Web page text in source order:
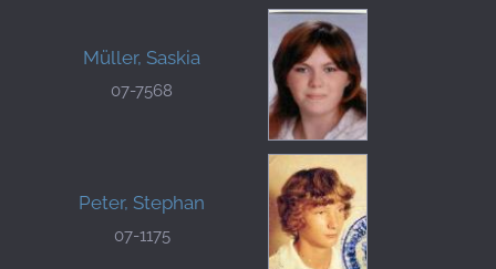
Müller, Saskia
07-7568
Peter, Stephan
07-1175